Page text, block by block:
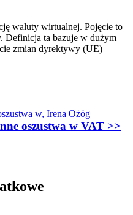
waluty wirtualnej. Pojęcie to
Definicja ta bazuje w dużym
zmian dyrektywy (UE)
oszustwa w VAT >>